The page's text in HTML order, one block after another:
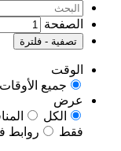
الصفحة
تصفية - فلترة
الوقت
جميع الأوقات
عرض
الكل
فقط
روابط